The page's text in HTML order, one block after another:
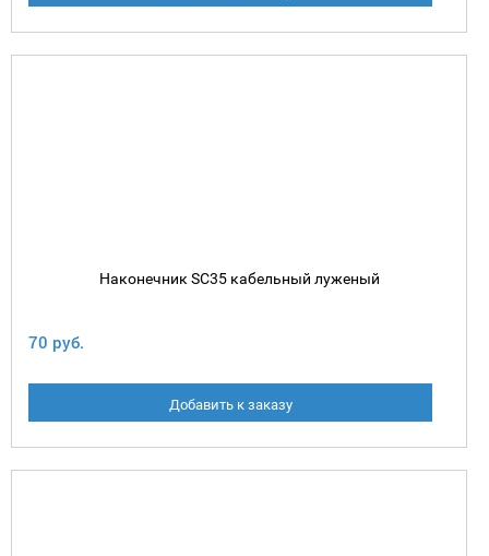
Наконечник SC35 кабельный луженый
70 руб.
Добавить к заказу